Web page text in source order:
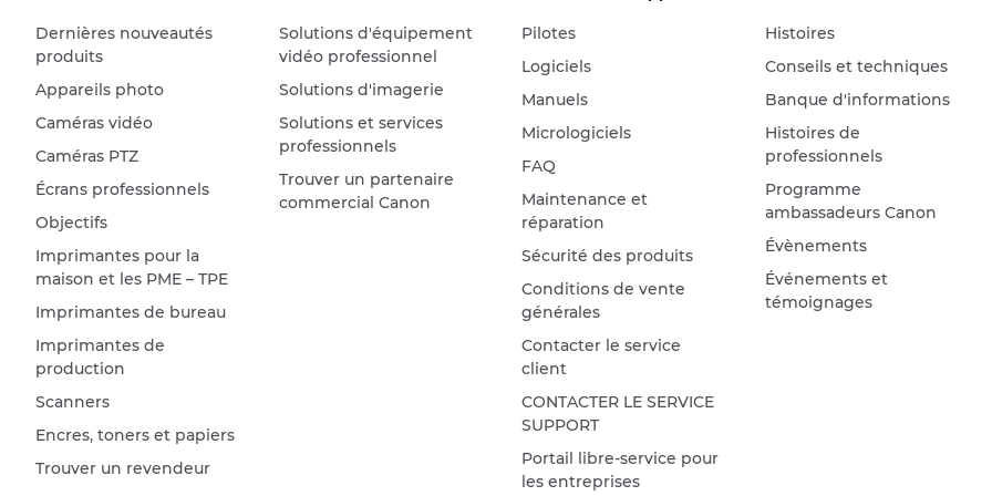
Dernières nouveautés
produits
Appareils photo
Caméras vidéo
Caméras PTZ
Écrans professionnels
Objectifs
Imprimantes pour la
maison et les PME – TPE
Imprimantes de bureau
Imprimantes de
production
Scanners
Encres, toners et papiers
Trouver un revendeur
Solutions d'équipement
vidéo professionnel
Solutions d'imagerie
Solutions et services
professionnels
Trouver un partenaire
commercial Canon
Pilotes
Logiciels
Manuels
Micrologiciels
FAQ
Maintenance et
réparation
Sécurité des produits
Conditions de vente
générales
Contacter le service
client
CONTACTER LE SERVICE
SUPPORT
Portail libre-service pour
les entreprises
Histoires
Conseils et techniques
Banque d'informations
Histoires de
professionnels
Programme
ambassadeurs Canon
Évènements
Événements et
témoignages